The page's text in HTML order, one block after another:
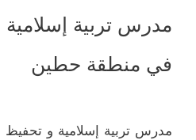
مدرس تربية
في منطقة حطين
مدرس تربية إسلامية و تحفيظ